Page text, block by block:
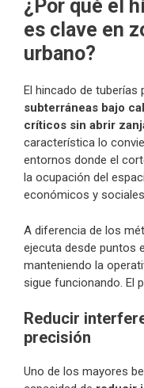
¿Por qué el
es clave en
urbano?
El hincado de tuberías
subterráneas bajo
críticos sin abrir
característica lo
entornos donde el
la ocupación del
económicos y
A diferencia de los
ejecuta desde puntos
manteniendo la
sigue funcionando. El
Reducir
precisión
Uno de los mayores